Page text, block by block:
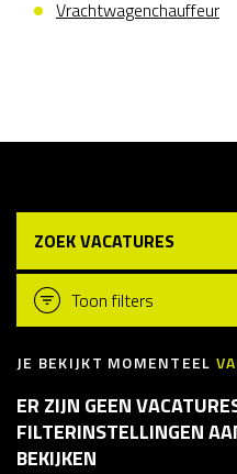
Vrachtwagenchauffeur
ZOEK VACATURES
Toon filters
JE BEKIJKT MOMENTEEL
ER ZIJN GEEN
FILTERINSTELLINGEN
BEKIJKEN